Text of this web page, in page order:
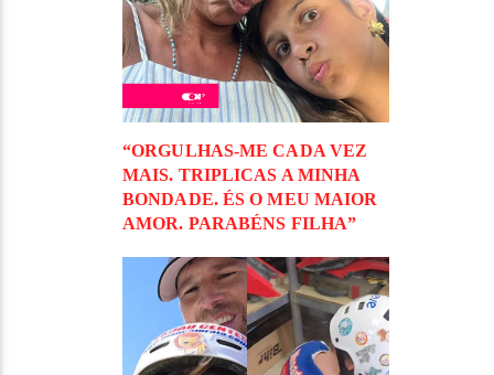
“ORGULHAS-ME CADA VEZ
MAIS. TRIPLICAS A MINHA
BONDADE. ÉS O MEU MAIOR
AMOR. PARABÉNS FILHA”